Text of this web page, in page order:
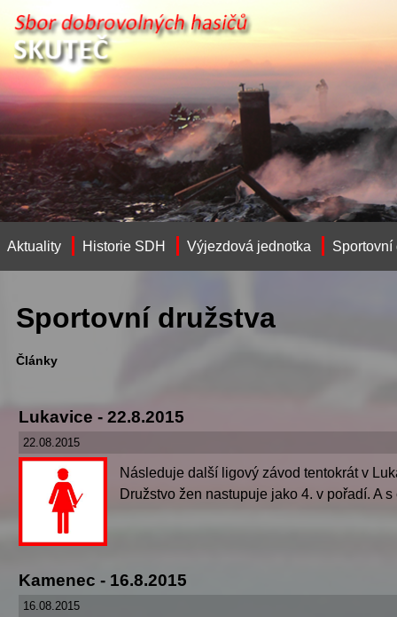
Aktuality Historie SDH Výjezdová jednotka Sportovní
Sportovní družstva
Články
Lukavice - 22.8.2015
22.08.2015
Následuje další ligový závod tentokrát v
Družstvo žen nastupuje jako 4. v pořadí. A
Kamenec - 16.8.2015
16.08.2015